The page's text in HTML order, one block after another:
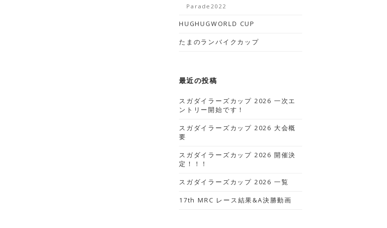
Parade2022
HUGHUGWORLD CUP
たまのランバイクカップ
最近の投稿
スガダイラーズカップ 2026 一次エ
ントリー開始です！
スガダイラーズカップ 2026 大会概
要
スガダイラーズカップ 2026 開催決
定！！！
スガダイラーズカップ 2026 一覧
17th MRC レース結果&A決勝動画